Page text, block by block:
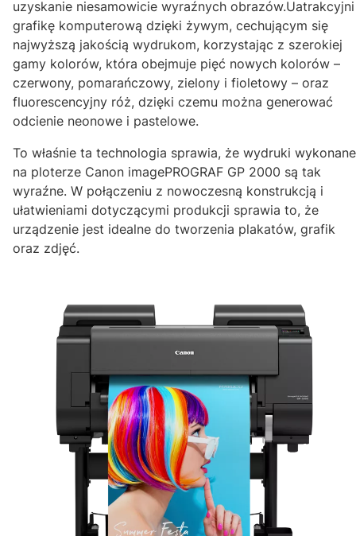
uzyskanie niesamowicie wyraźnych obrazów.Uatrakcyjni
grafikę komputerową dzięki żywym, cechującym się
najwyższą jakością wydrukom, korzystając z szerokiej
gamy kolorów, która obejmuje pięć nowych kolorów –
czerwony, pomarańczowy, zielony i fioletowy – oraz
fluorescencyjny róż, dzięki czemu można generować
odcienie neonowe i pastelowe.
To właśnie ta technologia sprawia, że wydruki wykonane
na ploterze Canon imagePROGRAF GP 2000 są tak
wyraźne. W połączeniu z nowoczesną konstrukcją i
ułatwieniami dotyczącymi produkcji sprawia to, że
urządzenie jest idealne do tworzenia plakatów, grafik
oraz zdjęć.